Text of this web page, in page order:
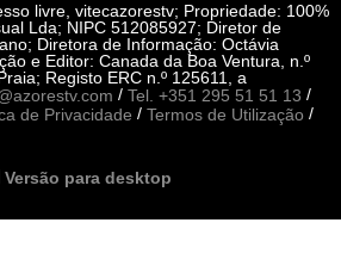
livre, vitecazorestv; Propriedade: 100%
Lda; NIPC 512085927; Diretor de
Diretora de Informação: Octávia
e Editor: Canada da Boa Ventura, n.º
Registo ERC n.º 125611, a
/ Tel. +351 295 51 51 13 /
de Privacidade / Termos de Utilização /
Versão para desktop